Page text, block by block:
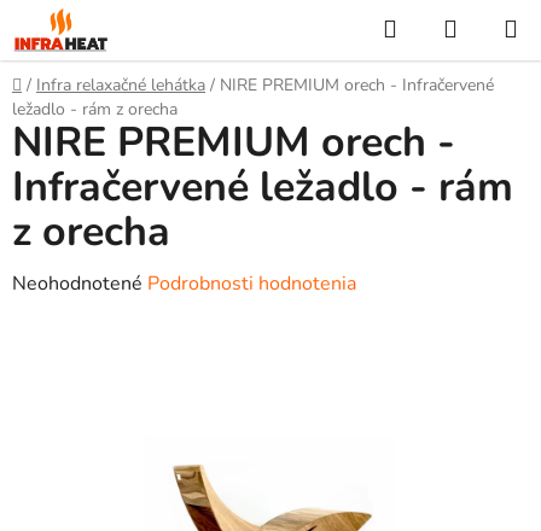
Prejsť
na
obsah
Hľadať
KOŠÍK
Domov
/ Infra relaxačné lehátka / NIRE PREMIUM orech - Infračervené
ležadlo - rám z orecha
NIRE PREMIUM orech -
Infračervené ležadlo - rám
z orecha
Priemerné
Neohodnotené Podrobnosti hodnotenia